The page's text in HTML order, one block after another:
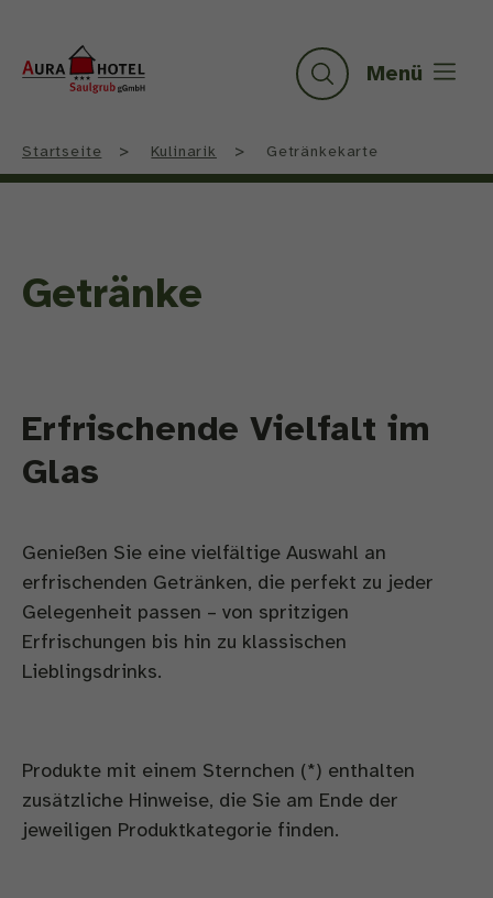
Hotel
gGmbH,
zur
SucheMenü
Startseite > Kulinarik > Getränkekarte
Getränke
Erfrischende Vielfalt im
Glas
Genießen Sie eine vielfältige Auswahl an
erfrischenden Getränken, die perfekt zu jeder
Gelegenheit passen – von spritzigen
Erfrischungen bis hin zu klassischen
Lieblingsdrinks.
Produkte mit einem Sternchen (*) enthalten
zusätzliche Hinweise, die Sie am Ende der
jeweiligen Produktkategorie finden.